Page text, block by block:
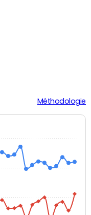
Méthodologie